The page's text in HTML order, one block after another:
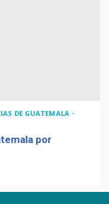
DE GUATEMALA
por